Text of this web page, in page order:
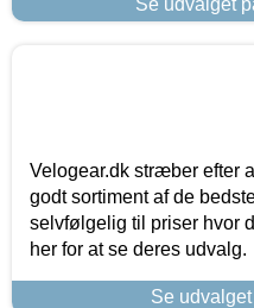
Velogear.dk stræber efter
godt sortiment af de
selvfølgelig til priser hvor
her for at se deres udvalg.
Se